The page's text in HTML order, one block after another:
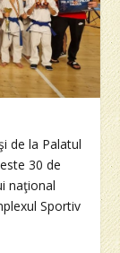
de la Palatul
30 de
naţional
Sportiv